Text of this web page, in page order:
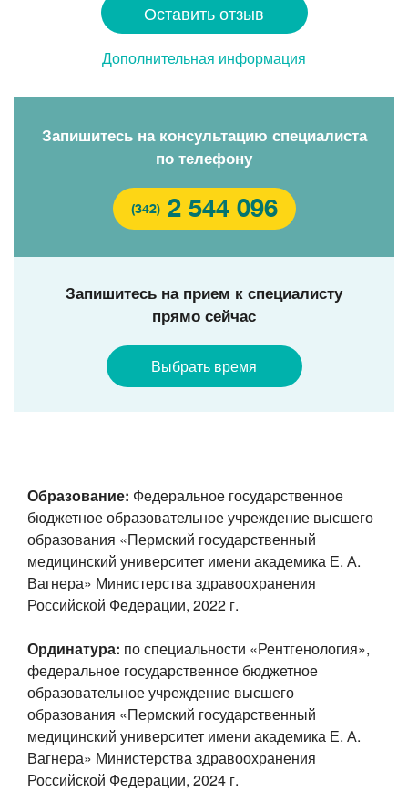
Оставить отзыв
Дополнительная информация
Запишитесь на консультацию специалиста
по телефону
(342) 2 544 096
Запишитесь на прием к специалисту
прямо сейчас
Выбрать время
Образование: Федеральное государственное
бюджетное образовательное учреждение высшего
образования «Пермский государственный
медицинский университет имени академика Е. А.
Вагнера» Министерства здравоохранения
Российской Федерации, 2022 г.
Ординатура: по специальности «Рентгенология»,
федеральное государственное бюджетное
образовательное учреждение высшего
образования «Пермский государственный
медицинский университет имени академика Е. А.
Вагнера» Министерства здравоохранения
Российской Федерации, 2024 г.